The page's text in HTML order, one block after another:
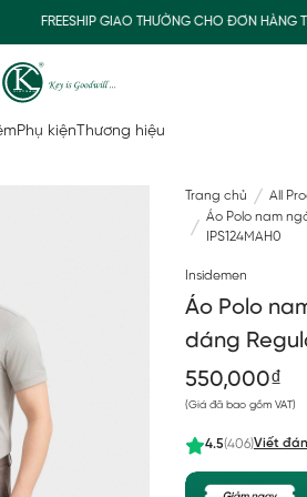
FREESHIP GIAO THƯỜNG CHO ĐƠN HÀNG TỪ
Phụ kiện Thương hiệu
Trang chủ
All
Áo Polo nam
IPS124MAH0
Insidemen
Áo Polo
dáng
550,000₫
(Giá đã bao gồm VAT)
4.5(406)Viết